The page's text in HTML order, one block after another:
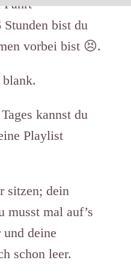
Fahrt
bist du
vorbei bist 😣.
kannst du
Playlist
sitzen; dein
musst mal auf’s
deine
schon leer.